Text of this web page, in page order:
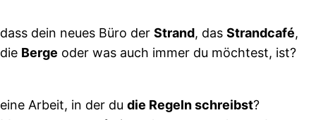
dass dein neues Büro der Strand, das Strandcafé,
die Berge oder was auch immer du möchtest, ist?
eine Arbeit, in der du die Regeln schreibst?